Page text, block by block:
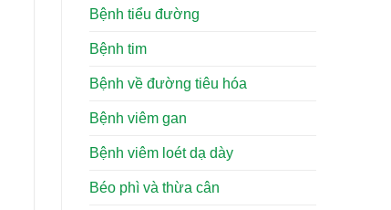
Bệnh tiểu đường
Bệnh tim
Bệnh về đường tiêu hóa
Bệnh viêm gan
Bệnh viêm loét dạ dày
Béo phì và thừa cân